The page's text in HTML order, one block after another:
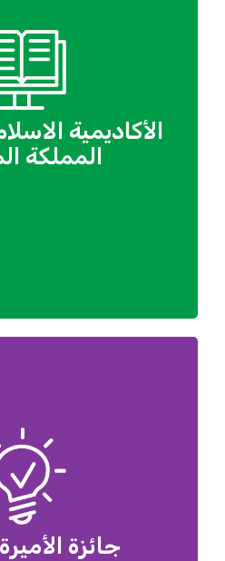
الأكاديمية
المملكة
جائزة